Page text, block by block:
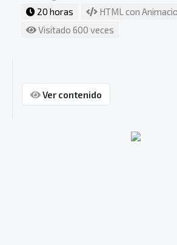
20 horas
HTML con
Visitado 600 veces
Ver contenido